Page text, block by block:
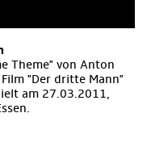
Theme" von Anton
"Der dritte Mann"
am 27.03.2011,